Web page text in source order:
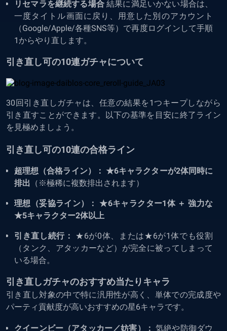
リセマラを継続する場合結果に満足いかない場合は、
一度タイトル画面に戻り、用意した別のアカウント
（Google/Apple/各種SNS等）で再度ログインして手順
1からやり直します。
引き直し可の10連ガチャについて
30回引き直しガチャは、任意の結果を1つキープしながら
引き直すことができます。以下の基準を目安に終了ライン
を見極めましょう。
引き直し可の10連の合格ライン
超理想（合格ライン）： ★6キャラクターが2体同時に
排出 （※極稀に複数排出されます）
理想（妥協ライン）： ★6キャラクター1体 ＋ 強力な
★5キャラクター2体以上
引き直し続行：
★6が0体、または★6が1体でも役割
（タンク、アタッカーなど）が完全に被ってしまって
いる場合。
引き直しガチャのおすすめ当たりキャラ
引き直し対象の中で特に汎用性が高く、単体での完成度や
パーティ貢献度が高いおすすめの星6キャラです。
クイーンビー（アタッカー／妨害）： 気絶や防御ダウ